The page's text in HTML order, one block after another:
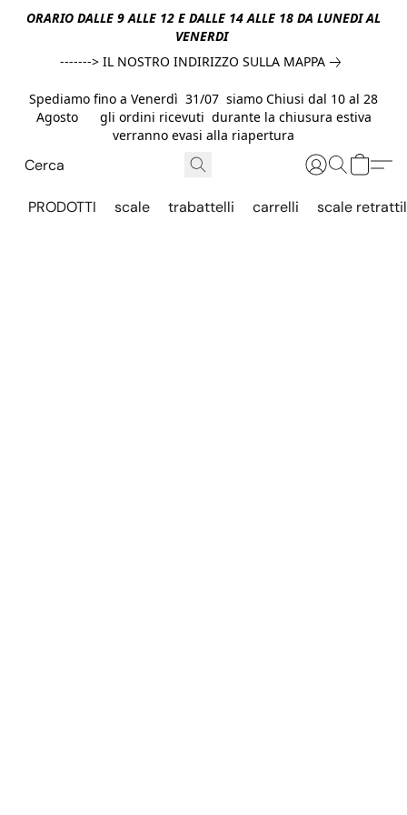
ORARIO DALLE 9 ALLE 12 E DALLE 14 ALLE 18 DA LUNEDI AL
VENERDI
-------> IL NOSTRO INDIRIZZO SULLA MAPPA
Spediamo fino a Venerdì 31/07 siamo Chiusi dal 10 al 28
Agosto gli ordini ricevuti durante la chiusura estiva
verranno evasi alla riapertura
PRODOTTI scale trabattelli carrelli scale